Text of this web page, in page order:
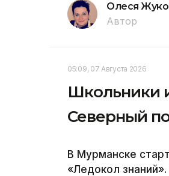
Олеся
Автор
05:09, 07 Августа 2026
Школьники
Северный
В Мурманске
«Ледокол